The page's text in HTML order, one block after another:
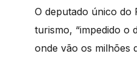
O deputado único do
turismo, “impedido o
onde vão os milhões